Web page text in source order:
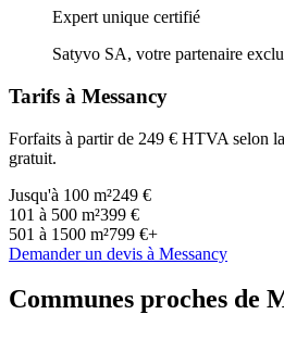
Expert unique certifié
Satyvo SA, votre partenaire
Tarifs à Messancy
Forfaits à partir de 249 € HTVA selon
gratuit.
Jusqu'à 100 m²249 €
101 à 500 m²399 €
501 à 1500 m²799 €+
Demander un devis à Messancy
Communes proches de